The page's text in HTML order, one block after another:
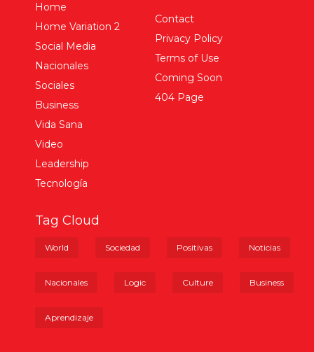
Home
Home Variation 2
Social Media
Nacionales
Sociales
Business
Vida Sana
Video
Leadership
Tecnología
Contact
Privacy Policy
Terms of Use
Coming Soon
404 Page
Tag Cloud
World Sociedad Positivas Noticias
Nacionales Logic Culture Business
Aprendizaje